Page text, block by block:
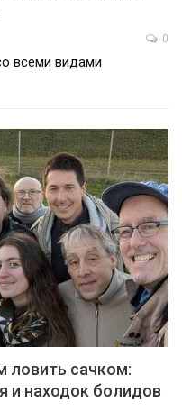
0
всеми видами
ловить сачком:
и находок болидов